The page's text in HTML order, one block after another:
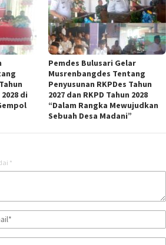
di
Pemdes Bulusari Gelar
Musrenbangdes Tentang
Penyusunan RKPDes Tahun
2027 dan RKPD Tahun 2028
“Dalam Rangka Mewujudkan
Sebuah Desa Madani”
*